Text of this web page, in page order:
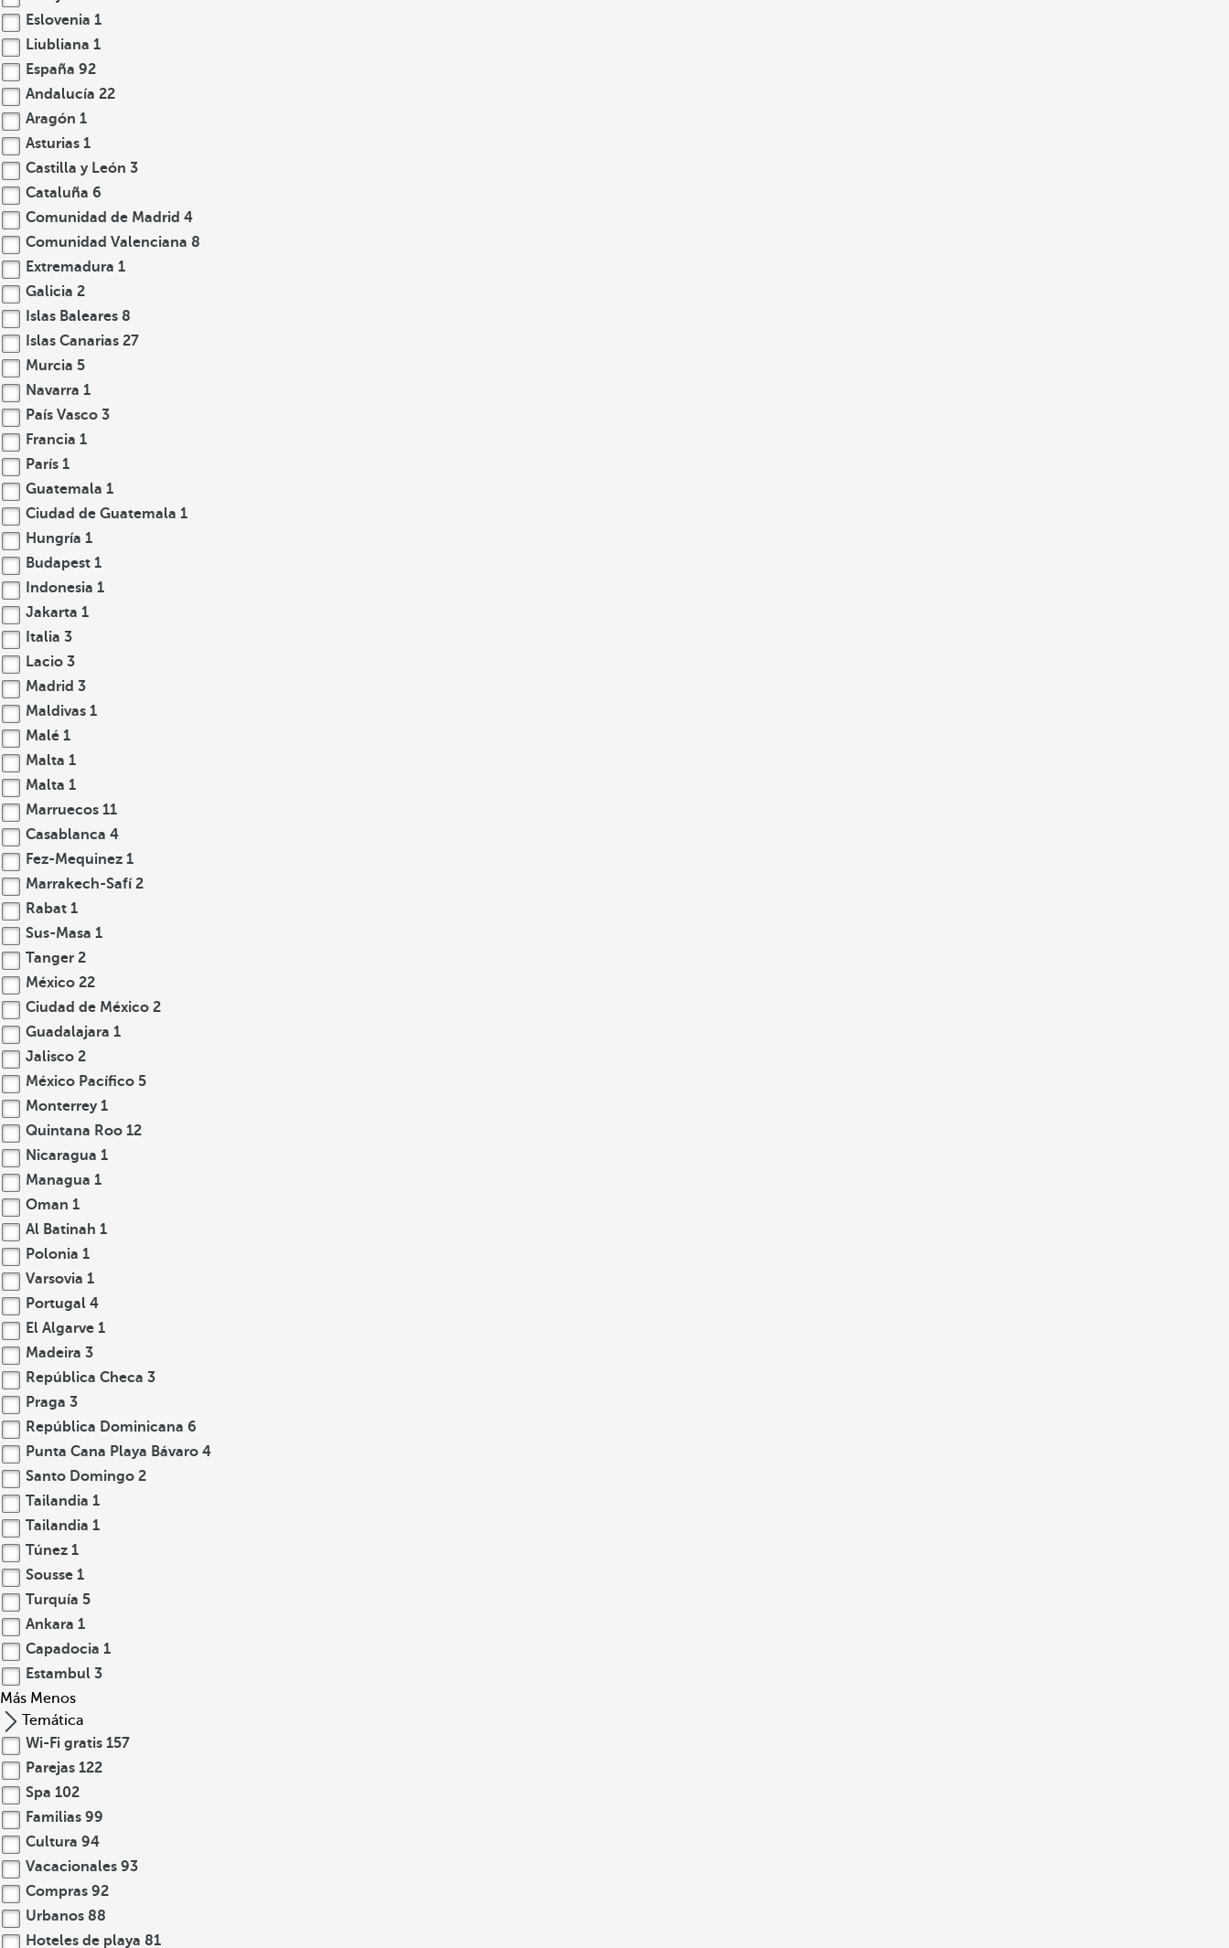
Eslovenia 1
Liubliana 1
España 92
Andalucía 22
Aragón 1
Asturias 1
Castilla y León 3
Cataluña 6
Comunidad de Madrid 4
Comunidad Valenciana 8
Extremadura 1
Galicia 2
Islas Baleares 8
Islas Canarias 27
Murcia 5
Navarra 1
País Vasco 3
Francia 1
París 1
Guatemala 1
Ciudad de Guatemala 1
Hungría 1
Budapest 1
Indonesia 1
Jakarta 1
Italia 3
Lacio 3
Madrid 3
Maldivas 1
Malé 1
Malta 1
Malta 1
Marruecos 11
Casablanca 4
Fez-Mequinez 1
Marrakech-Safí2
Rabat 1
Sus-Masa 1
Tanger 2
México 22
Ciudad de México 2
Guadalajara 1
Jalisco 2
México Pacífico 5
Monterrey 1
Quintana Roo 12
Nicaragua 1
Managua 1
Oman 1
Al Batinah 1
Polonia 1
Varsovia 1
Portugal 4
El Algarve 1
Madeira 3
República Checa 3
Praga 3
República Dominicana 6
Punta Cana Playa Bávaro 4
Santo Domingo 2
Tailandia 1
Tailandia 1
Túnez 1
Sousse 1
Turquía 5
Ankara 1
Capadocia 1
Estambul 3
Más Menos
Temática
Wi-Fi gratis 157
Parejas 122
Spa 102
Familias 99
Cultura 94
Vacacionales 93
Compras 92
Urbanos 88
Hoteles de playa 81